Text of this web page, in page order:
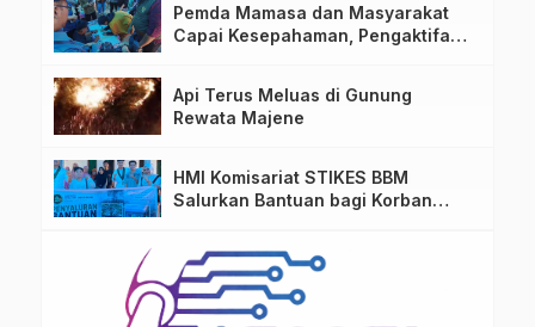
Pemda Mamasa dan Masyarakat
Capai Kesepahaman, Pengaktifan
Api Terus Meluas di Gunung
Rewata Majene
HMI Komisariat STIKES BBM
Salurkan Bantuan bagi Korban